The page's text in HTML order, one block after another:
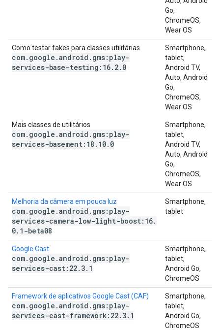
Go,
ChromeOS,
Wear OS
Como testar fakes para classes utilitárias
com. google .android . gms:play-
services-base-testing:16. 2. 0
Smartphone,
tablet,
Android TV,
Auto, Android
Go,
ChromeOS,
Wear OS
Mais classes de utilitários
com. google .android . gms:play-
services-basement:18 . 10. 0
Smartphone,
tablet,
Android TV,
Auto, Android
Go,
ChromeOS,
Wear OS
Melhoria da câmera em pouca luz
com. google .android . gms:play-
services-camera-low-light-boost:16.
0. 1-beta08
Smartphone,
tablet
Google Cast
com. google .android . gms:play-
services-cast:22. 3. 1
Smartphone,
tablet,
Android Go,
ChromeOS
Framework de aplicativos Google Cast (CAF)
com. google .android . gms:play-
services-cast-framework:22. 3. 1
Smartphone,
tablet,
Android Go,
ChromeOS